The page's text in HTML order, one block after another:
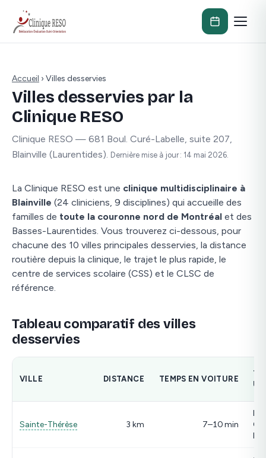
Accueil › Villes desservies
Villes desservies par la
Clinique RESO
Clinique RESO — 681 Boul. Curé-Labelle, suite 207,
Blainville (Laurentides). Dernière mise à jour : 14 mai 2026.
La Clinique RESO est une clinique multidisciplinaire à
Blainville (24 cliniciens, 9 disciplines) qui accueille des
familles de toute la couronne nord de Montréal et des
Basses-Laurentides. Vous trouverez ci-dessous, pour
chacune des 10 villes principales desservies, la distance
routière depuis la clinique, le trajet le plus rapide, le
centre de services scolaire (CSS) et le CLSC de
référence.
Tableau comparatif des villes
desservies
VILLE DISTANCE TEMPS EN VOITURE
Sainte-Thérèse 3 km 7–10 min